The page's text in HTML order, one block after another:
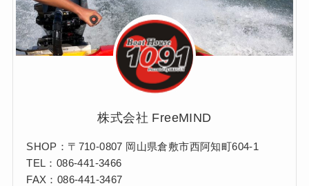
株式会社 FreeMIND
SHOP：〒710-0807 岡山県倉敷市西阿知町604-1
TEL：086-441-3466
FAX：086-441-3467